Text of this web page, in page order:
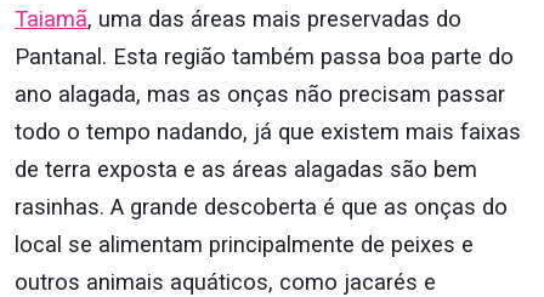
Taiamã, uma das áreas mais preservadas do
Pantanal. Esta região também passa boa parte do
ano alagada, mas as onças não precisam passar
todo o tempo nadando, já que existem mais faixas
de terra exposta e as áreas alagadas são bem
rasinhas. A grande descoberta é que as onças do
local se alimentam principalmente de peixes e
outros animais aquáticos, como jacarés e